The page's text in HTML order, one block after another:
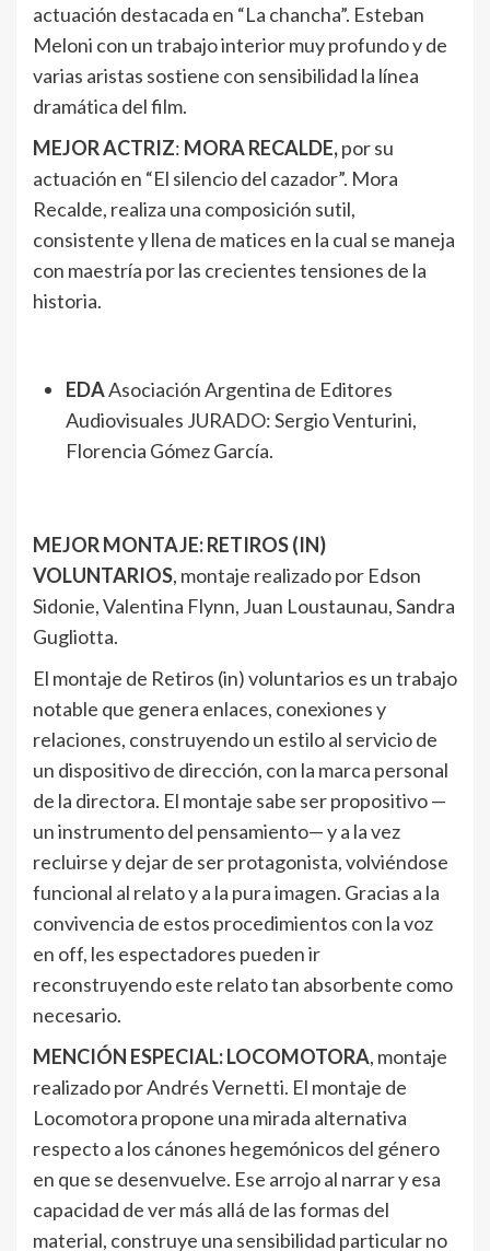
actuación destacada en “La chancha”. Esteban
Meloni con un trabajo interior muy profundo y de
varias aristas sostiene con sensibilidad la línea
dramática del film.
MEJOR ACTRIZ: MORA RECALDE,por su
actuación en “El silencio del cazador”. Mora
Recalde, realiza una composición sutil,
consistente y llena de matices en la cual se maneja
con maestría por las crecientes tensiones de la
historia.
EDAAsociación Argentina de Editores
Audiovisuales JURADO: Sergio Venturini,
Florencia Gómez García.
MEJOR MONTAJE: RETIROS (IN)
VOLUNTARIOS, montaje realizado por Edson
Sidonie, Valentina Flynn, Juan Loustaunau, Sandra
Gugliotta.
El montaje de Retiros (in) voluntarios es un trabajo
notable que genera enlaces, conexiones y
relaciones, construyendo un estilo al servicio de
un dispositivo de dirección, con la marca personal
de la directora. El montaje sabe ser propositivo —
un instrumento del pensamiento— y a la vez
recluirse y dejar de ser protagonista, volviéndose
funcional al relato y a la pura imagen. Gracias a la
convivencia de estos procedimientos con la voz
en off, les espectadores pueden ir
reconstruyendo este relato tan absorbente como
necesario.
MENCIÓN ESPECIAL: LOCOMOTORA, montaje
realizado por Andrés Vernetti. El montaje de
Locomotora propone una mirada alternativa
respecto a los cánones hegemónicos del género
en que se desenvuelve. Ese arrojo al narrar y esa
capacidad de ver más allá de las formas del
material, construye una sensibilidad particular no